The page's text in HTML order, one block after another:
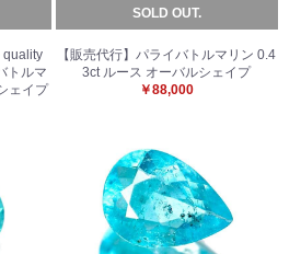
quality
トルマ
ェイプ
SOLD OUT.
【販売代行】パライバトルマリン 0.4
3ct ルース オーバルシェイプ
￥88,000